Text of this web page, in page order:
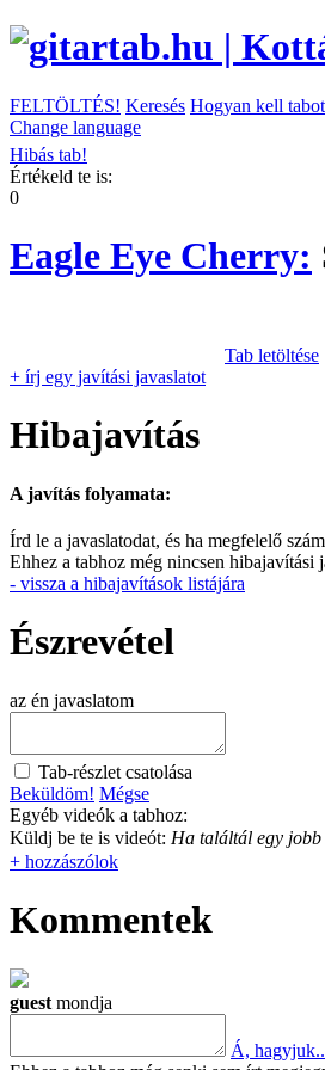
FELTÖLTÉS! Keresés Hogyan kell
Change language
Hibás tab!
Értékeld te is:
0
Eagle Eye Cherry:
Tab letöltése
+ írj egy javítási javaslatot
Hibajavítás
A javítás folyamata:
Írd le a javaslatodat, és ha megfelelő
Ehhez a tabhoz még nincsen hibajavítási
- vissza a hibajavítások listájára
Észrevétel
az én javaslatom
Tab-részlet csatolása
Beküldöm! Mégse
Egyéb videók a tabhoz:
Küldj be te is videót: Ha találtál egy jobb
+ hozzászólok
Kommentek
guest mondja
Á,